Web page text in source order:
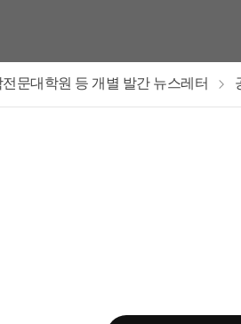
전문대학원 등 개별 발간 뉴스레터